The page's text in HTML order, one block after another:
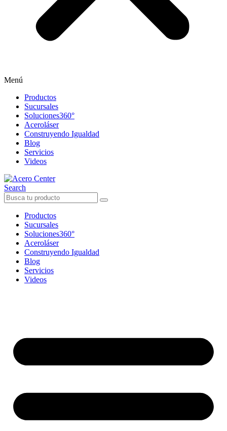
Menú
Productos
Sucursales
Soluciones360°
Aceroláser
Construyendo Igualdad
Blog
Servicios
Videos
Search
Productos
Sucursales
Soluciones360°
Aceroláser
Construyendo Igualdad
Blog
Servicios
Videos